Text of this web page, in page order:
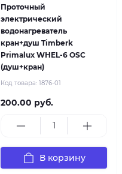
Проточный
электрический
водонагреватель
кран+душ Timberk
Primalux WHEL-6 OSC
(душ+кран)
Код товара: 1876-01
200.00 руб.
В корзину